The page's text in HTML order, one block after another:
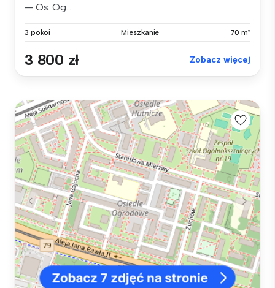
— Os. Og...
3 pokoi Mieszkanie 70 m²
3 800 zł Zobacz więcej